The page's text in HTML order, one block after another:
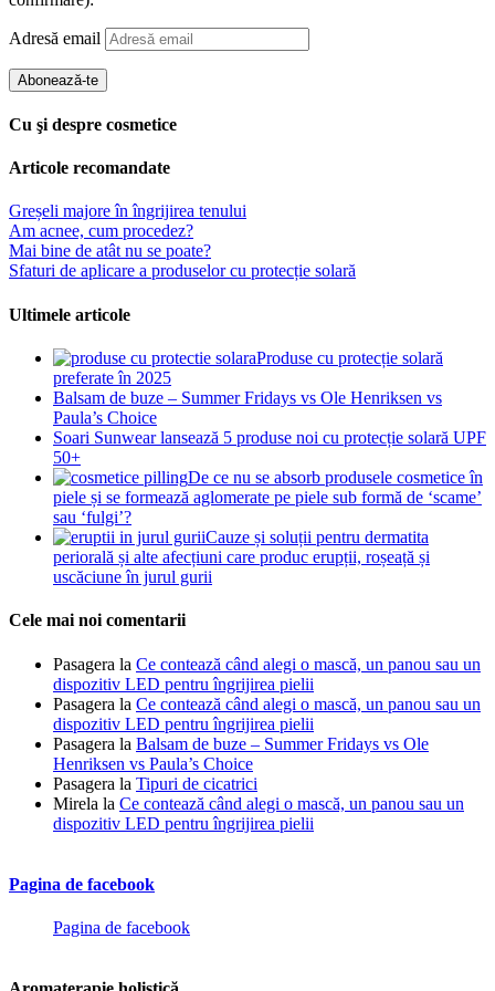
Adresă email
Abonează-te
Cu şi despre cosmetice
Articole recomandate
Greșeli majore în îngrijirea tenului
Am acnee, cum procedez?
Mai bine de atât nu se poate?
Sfaturi de aplicare a produselor cu protecție solară
Ultimele articole
Produse cu protecție solară
preferate în 2025
Balsam de buze – Summer Fridays vs Ole Henriksen vs
Paula’s Choice
Soari Sunwear lansează 5 produse noi cu protecție solară UPF
50+
De ce nu se absorb produsele cosmetice în
piele și se formează aglomerate pe piele sub formă de ‘scame’
sau ‘fulgi’?
Cauze și soluții pentru dermatita
periorală și alte afecțiuni care produc erupții, roșeață și
uscăciune în jurul gurii
Cele mai noi comentarii
Pasagera la Ce contează când alegi o mască, un panou sau un
dispozitiv LED pentru îngrijirea pielii
Pasagera la Ce contează când alegi o mască, un panou sau un
dispozitiv LED pentru îngrijirea pielii
Pasagera la Balsam de buze – Summer Fridays vs Ole
Henriksen vs Paula’s Choice
Pasagera la Tipuri de cicatrici
Mirela la Ce contează când alegi o mască, un panou sau un
dispozitiv LED pentru îngrijirea pielii
Pagina de facebook
Pagina de facebook